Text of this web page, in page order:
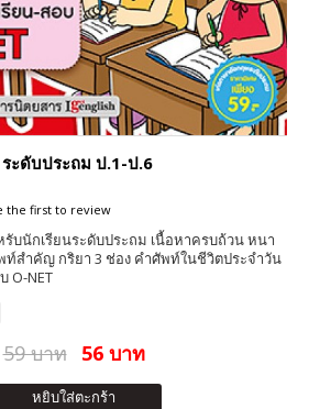
ะดับประถม ป.1-ป.6
the first to review
บนักเรียนระดับประถม เนื้อหาครบถ้วน หนา
ท์สำคัญ กริยา 3 ช่อง คำศัพท์ในชีวิตประจำวัน
O-NET
59 บาท 56 บาท
หยิบใส่ตะกร้า